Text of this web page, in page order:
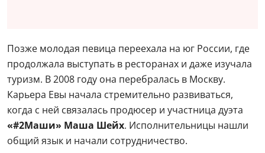
Позже молодая певица переехала на юг России, где
продолжала выступать в ресторанах и даже изучала
туризм. В 2008 году она перебралась в Москву.
Карьера Евы начала стремительно развиваться,
когда с ней связалась продюсер и участница дуэта
«#2Маши» Маша Шейх. Исполнительницы нашли
общий язык и начали сотрудничество.